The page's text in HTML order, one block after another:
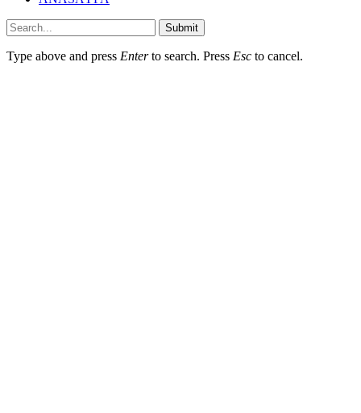
Submit
Type above and press Enterto search. Press Esc to cancel.